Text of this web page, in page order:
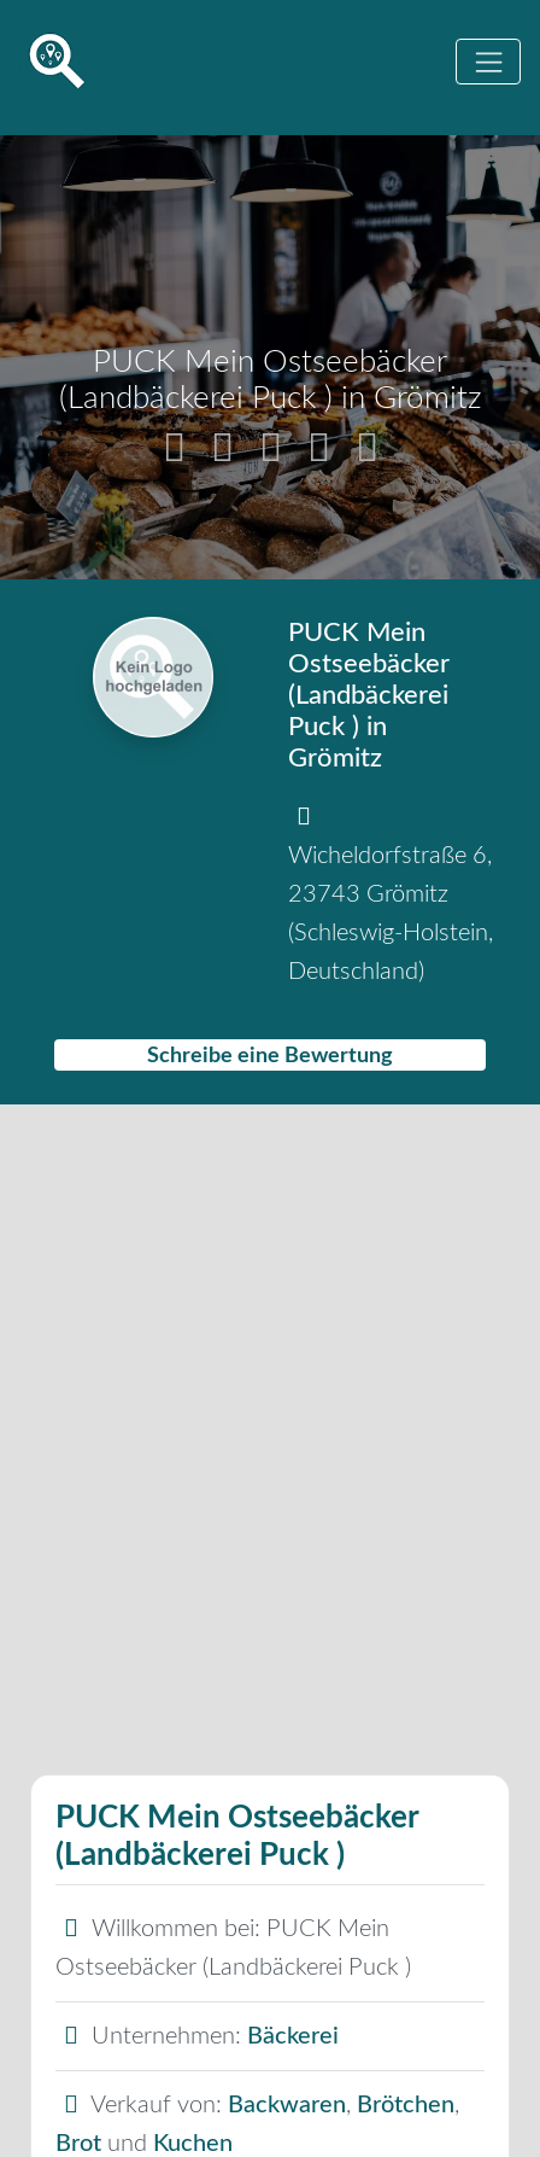
PUCK Mein Ostseebäcker
(Landbäckerei Puck ) in Grömitz
PUCK Mein
Ostseebäcker
(Landbäckerei
Puck ) in
Grömitz
Wicheldorfstraße 6,
23743 Grömitz
(Schleswig-Holstein,
Deutschland)
Schreibe eine Bewertung
PUCK Mein Ostseebäcker
(Landbäckerei Puck )
Willkommen bei: PUCK Mein
Ostseebäcker (Landbäckerei Puck )
Unternehmen: Bäckerei
Verkauf von: Backwaren, Brötchen,
Brot und Kuchen